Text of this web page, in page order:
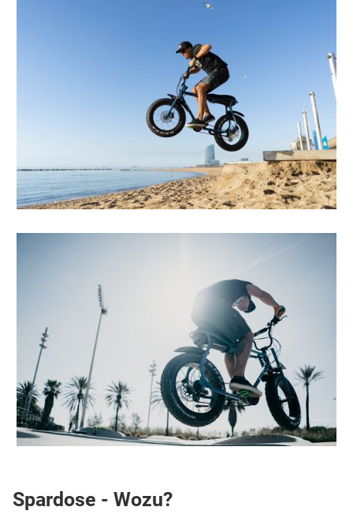
Spardose - Wozu?